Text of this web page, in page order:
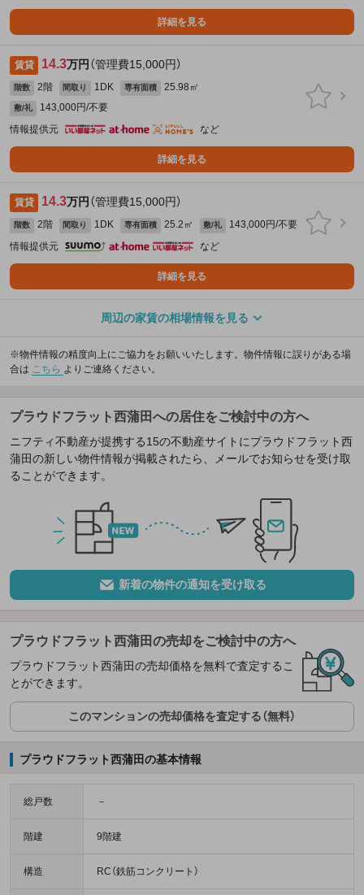
詳細を見る
賃貸 14.3万円 （管理費15,000円）
階数 2階 間取り 1DK 専有面積 25.98㎡
敷/礼
143,000円/不要
情報提供元
など
詳細を見る
賃貸 14.3万円 （管理費15,000円）
階数 2階 間取り 1DK 専有面積 25.2㎡ 敷/礼
143,000円/不要
情報提供元
など
詳細を見る
周辺の家賃の相場情報を見る
※物件情報の精度向上にご協力をお願いいたします。物件情報に誤りがある場
合は こちら よりご連絡ください。
プラウドフラット西蒲田への居住をご検討中の方へ
ニフティ不動産が提携する15の不動産サイトにプラウドフラット西
蒲田の新しい物件情報が掲載されたら、メールでお知らせを受け取
ることができます。
新着の物件の通知を受け取る
プラウドフラット西蒲田の売却をご検討中の方へ
プラウドフラット西蒲田の売却価格を無料で査定するこ
とができます。
このマンションの売却価格を査定する（無料）
プラウドフラット西蒲田の基本情報
総戸数 －
階建 9階建
構造 RC（鉄筋コンクリート）